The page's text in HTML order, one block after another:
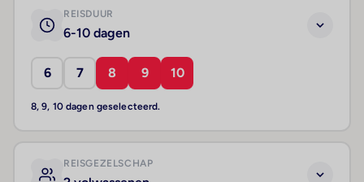
REISDUUR
6-10 dagen
6 7 8 9 10
8, 9, 10 dagen geselecteerd.
REISGEZELSCHAP